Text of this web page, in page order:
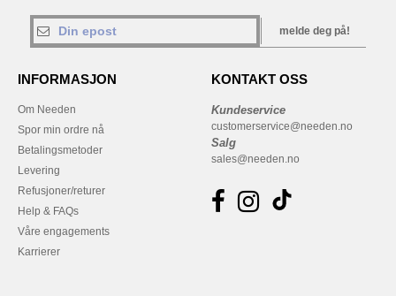
melde deg på!
INFORMASJON
Om Needen
Spor min ordre nå
Betalingsmetoder
Levering
Refusjoner/returer
Help & FAQs
Våre engagements
Karrierer
KONTAKT OSS
Kundeservice
customerservice@needen.no
Salg
sales@needen.no